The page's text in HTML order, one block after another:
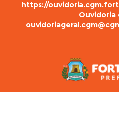
https://
Ouvidoria